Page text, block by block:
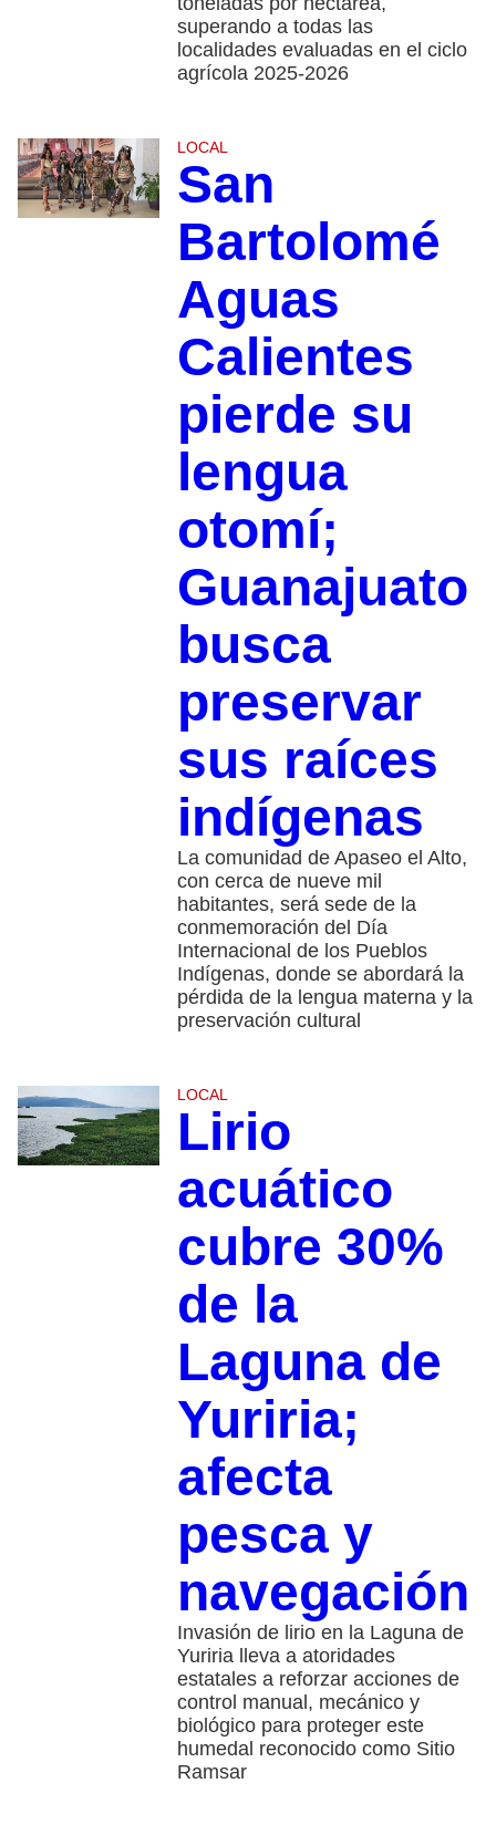
superando a todas las
localidades evaluadas en el ciclo
agrícola 2025-2026
LOCAL
San
Bartolomé
Aguas
Calientes
pierde su
lengua
otomí;
Guanajuato
busca
preservar
sus raíces
indígenas
La comunidad de Apaseo el Alto,
con cerca de nueve mil
habitantes, será sede de la
conmemoración del Día
Internacional de los Pueblos
Indígenas, donde se abordará la
pérdida de la lengua materna y la
preservación cultural
LOCAL
Lirio
acuático
cubre 30%
de la
Laguna de
Yuriria;
afecta
pesca y
navegación
Invasión de lirio en la Laguna de
Yuriria lleva a atoridades
estatales a reforzar acciones de
control manual, mecánico y
biológico para proteger este
humedal reconocido como Sitio
Ramsar